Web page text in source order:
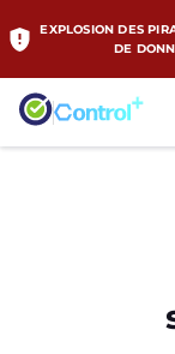
EXPLOSION DES
DE